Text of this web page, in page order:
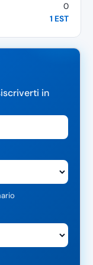
0
1 EST
in